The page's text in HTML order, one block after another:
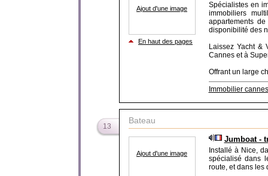
Ajout d'une image
En haut des pages
Spécialistes en
immobiliers
appartements
disponibilité des
Laissez Yacht &
Cannes et à
Offrant un large
Immobilier cannes
13
Bateau
Ajout d'une image
Jumboat -
Installé à Nice,
spécialisé dans
route, et dans les